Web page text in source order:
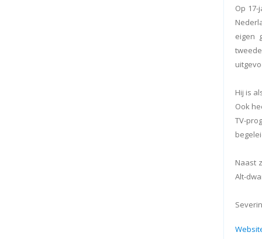
Op
eigen
Hij is
Ook
TV-
Naast
Alt-